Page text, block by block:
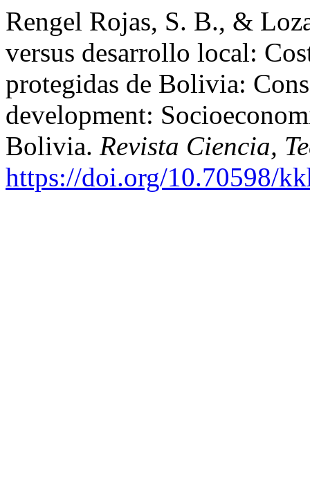
Rengel Rojas, S. B., &
versus desarrollo local:
protegidas de Bolivia:
development:
Bolivia. Revista Ciencia,
https://doi.org/10.70598/